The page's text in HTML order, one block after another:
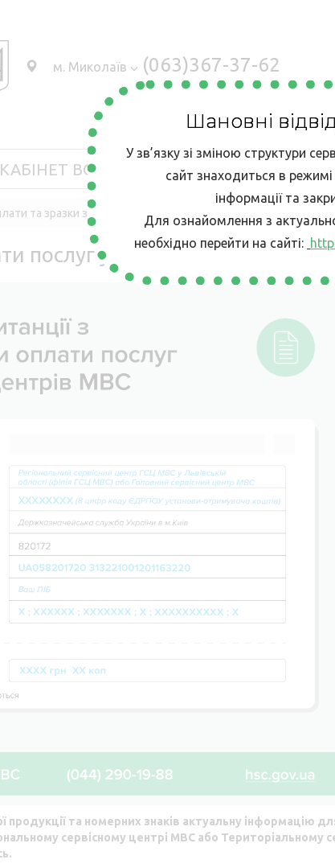
м. Миколаїв (063)367-37-62
КАБІНЕТ ВОДІЯ Е-ЗАПИС КОНТАКТИ
та зразки заяв Реквізити для оплати послуг у
послуг у сервісних центрах
продукції та номерних знаків актуальну інформацію
сервісному центрі МВС або Територіальному
Шановні
У зв’язку зі зміною структури
сайт знаходиться в режимі
інформації та
Для ознайомлення з
необхідно перейти на сайті: